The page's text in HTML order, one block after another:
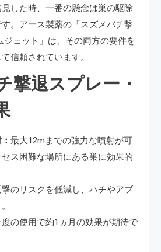
した時、一番の懸念は巣の駆除
。アース製薬の「スズメバチ撃
ジェット」は、その両方の要件を
信頼されています。
撃退スプレー・
最大12mまでの強力な噴射が可
ス困難な場所にある巣に効果的
撃のリスクを低減し、ハチやアブ
度の使用で約1ヵ月の効果が期待で